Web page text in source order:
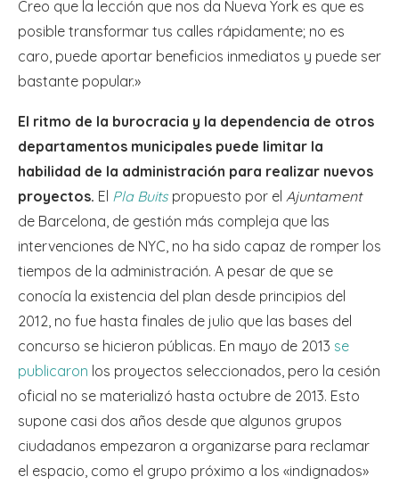
Creo que la lección que nos da Nueva York es que es
posible transformar tus calles rápidamente; no es
caro, puede aportar beneficios inmediatos y puede ser
bastante popular.»
El ritmo de la burocracia y la dependencia de otros
departamentos municipales puede limitar la
habilidad de la administración para realizar nuevos
proyectos. El Pla Buits propuesto por el Ajuntament
de Barcelona, de gestión más compleja que las
intervenciones de NYC, no ha sido capaz de romper los
tiempos de la administración. A pesar de que se
conocía la existencia del plan desde principios del
2012, no fue hasta finales de julio que las bases del
concurso se hicieron públicas. En mayo de 2013 se
publicaron los proyectos seleccionados, pero la cesión
oficial no se materializó hasta octubre de 2013. Esto
supone casi dos años desde que algunos grupos
ciudadanos empezaron a organizarse para reclamar
el espacio, como el grupo próximo a los «indignados»